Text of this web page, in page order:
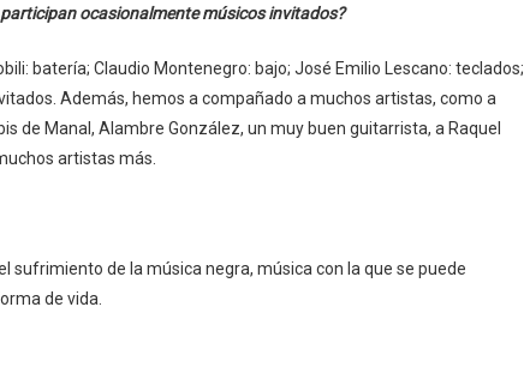
ocasionalmente músicos invitados?
batería; Claudio Montenegro: bajo; José Emilio Lescano: teclados;
Además, hemos a compañado a muchos artistas, como a
de Manal, Alambre González, un muy buen guitarrista, a Raquel
artistas más.
sufrimiento de la música negra, música con la que se puede
de vida.